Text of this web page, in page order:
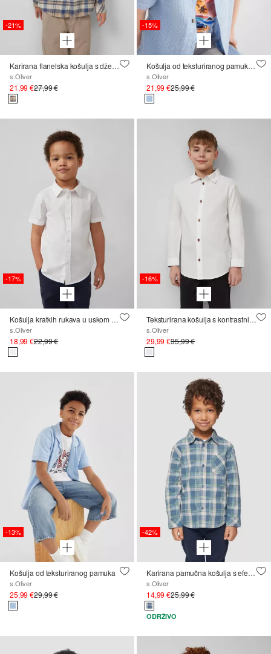
-21%
Karirana flanelska košulja s džepom na prsima, regularnog kroja
s.Oliver
21,99 €27,99 €
-15%
Košulja od teksturiranog pamuka s vezom
s.Oliver
21,99 €25,99 €
-17%
Košulja kratkih rukava u uskom kroju
s.Oliver
18,99 €22,99 €
-16%
Teksturirana košulja s kontrastnim detaljima
s.Oliver
29,99 €35,99 €
-13%
Košulja od teksturiranog pamuka
s.Oliver
25,99 €29,99 €
-42%
Karirana pamučna košulja s efektom lana
s.Oliver
14,99 €25,99 €
ODRŽIVO